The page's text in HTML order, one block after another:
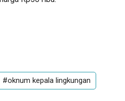
#oknum kepala lingkungan